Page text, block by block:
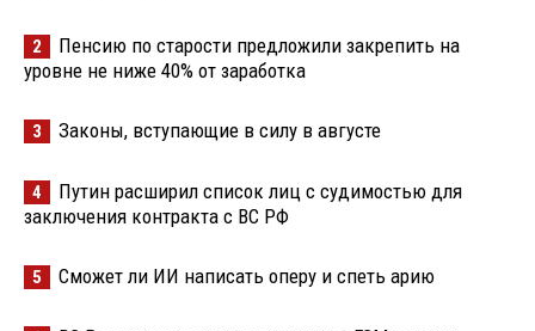
2
Пенсию по старости предложили закрепить на
уровне не ниже 40% от заработка
3 Законы, вступающие в силу в августе
4
Путин расширил список лиц с судимостью для
заключения контракта с ВС РФ
5 Сможет ли ИИ написать оперу и спеть арию